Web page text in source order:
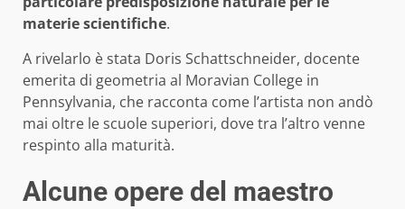
materie scientifiche.
A rivelarlo è stata Doris Schattschneider, docente
emerita di geometria al Moravian College in
Pennsylvania, che racconta come l’artista non andò
mai oltre le scuole superiori, dove tra l’altro venne
respinto alla maturità.
Alcune opere del maestro